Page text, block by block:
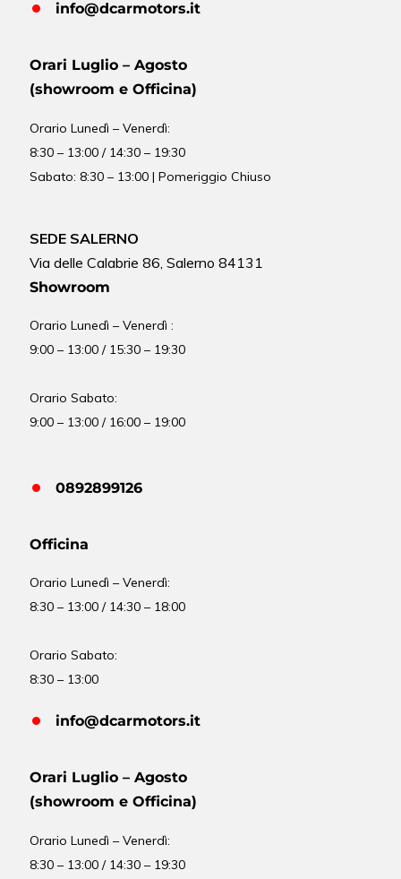
info@dcarmotors.it
Orari Luglio – Agosto
(showroom e Officina)
OrarioLunedì – Venerdì:
8:30 – 13:00 / 14:30 – 19:30
Sabato: 8:30 – 13:00 | Pomeriggio Chiuso
SEDE SALERNO
Via delle Calabrie 86, Salerno 84131
Showroom
Orario Lunedì – Venerdì :
9:00 – 13:00 / 15:30 – 19:30
Orario Sabato:
9:00 – 13:00 / 16:00 – 19:00
0892899126
Officina
OrarioLunedì – Venerdì:
8:30 – 13:00 / 14:30 – 18:00
Orario Sabato:
8:30 – 13:00
info@dcarmotors.it
Orari Luglio – Agosto
(showroom e Officina)
OrarioLunedì – Venerdì:
8:30 – 13:00 / 14:30 – 19:30